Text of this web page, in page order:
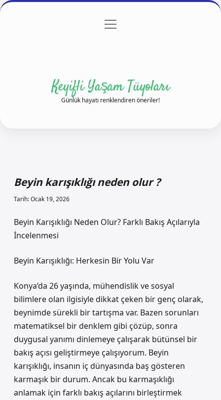
Gizlilik Politikası
menüyü
Keyifli Yaşam Tüyoları
Günlük hayatı renklendiren öneriler!
Beyin karışıklığı neden olur ?
Tarih: Ocak 19, 2026
Beyin Karışıklığı Neden Olur? Farklı Bakış Açılarıyla
İncelenmesi
Beyin Karışıklığı: Herkesin Bir Yolu Var
Konya’da 26 yaşında, mühendislik ve sosyal
bilimlere olan ilgisiyle dikkat çeken bir genç olarak,
beynimde sürekli bir tartışma var. Bazen sorunları
matematiksel bir denklem gibi çözüp, sonra
duygusal yanımı dinlemeye çalışarak bütünsel bir
bakış açısı geliştirmeye çalışıyorum. Beyin
karışıklığı, insanın iç dünyasında baş gösteren
karmaşık bir durum. Ancak bu karmaşıklığı
anlamak için farklı bakış açılarını birleştirmek